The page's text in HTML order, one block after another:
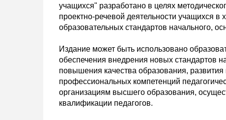
учащихся" разработано в целях
проектно-речевой деятельности учащихся
образовательных стандартов начального,
Издание может быть использовано
обеспечения внедрения новых стандартов
повышения качества образования,
профессиональных компетенций
организациям высшего образования,
квалификации педагогов.